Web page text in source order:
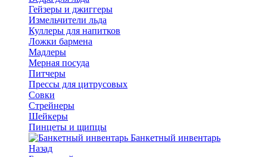
Гейзеры и джиггеры
Измельчители льда
Куллеры для напитков
Ложки бармена
Мадлеры
Мерная посуда
Питчеры
Прессы для цитрусовых
Совки
Стрейнеры
Шейкеры
Пинцеты и щипцы
Банкетный инвентарь
Назад